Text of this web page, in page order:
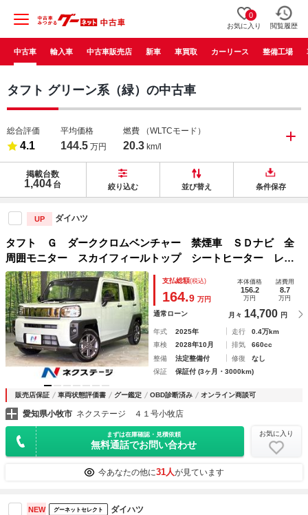
0
お気に入り 閲覧履歴
中古車 輸入車 中古車販売店 新車 車買取 カーリース 整備工場
タフト グリーン系（緑）の中古車
総合評価
4.1
平均価格
144.5 万円
燃費 （WLTCモード）
20.3 km/l
掲載台数
1,404 台 絞り込む 並び替え 条件保存
UP ダイハツ
タフト Ｇ ダーククロムベンチャー 禁煙車 ＳＤナビ 全
周囲モニター スカイフィールトップ シートヒーター レー
ダークルーズ ＬＥＤヘッド オートライト Ｂｌｕｅｔｏｏ
ｔｈ接続 フルセグ 衝突軽減装置 コーナーセンサー スマ
ートキー
支払総額(税込)
164.9 万円
本体価格
156.2
万円
諸費用
8.7
万円
通常ローン 月々 14,700 円
年式 2025年 走行
0.4万km
車検
2028年10月 排気
660cc
整備
法定整備付 修復
なし
保証
保証付 (3ヶ月・3000km)
販売店保証 車両状態評価書 グー鑑定 OBD診断済み オンライン商談可
愛知県小牧市 ネクステージ ４１号小牧店
まずは在庫確認・見積依頼
無料通話でお問い合わせ
お気に入り
今あなたの他に31人が見ています
NEW グーネットセレクト ダイハツ